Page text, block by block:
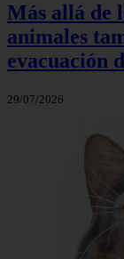
Más allá de
animales
evacuación
29/07/2026